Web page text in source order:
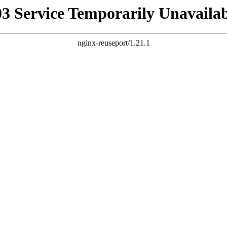
Service Temporarily
nginx-reuseport/1.21.1